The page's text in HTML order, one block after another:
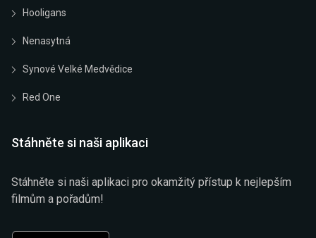
Hooligans
Nenasytná
Synové Velké Medvědice
Red One
Stáhněte si naši aplikaci
Stáhněte si naši aplikaci pro okamžitý přístup k nejlepším
filmům a pořadům!